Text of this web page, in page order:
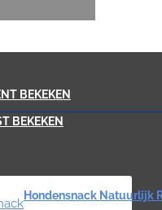
BEKEKEN
BEKEKEN
Hondensnack Natuurlijk